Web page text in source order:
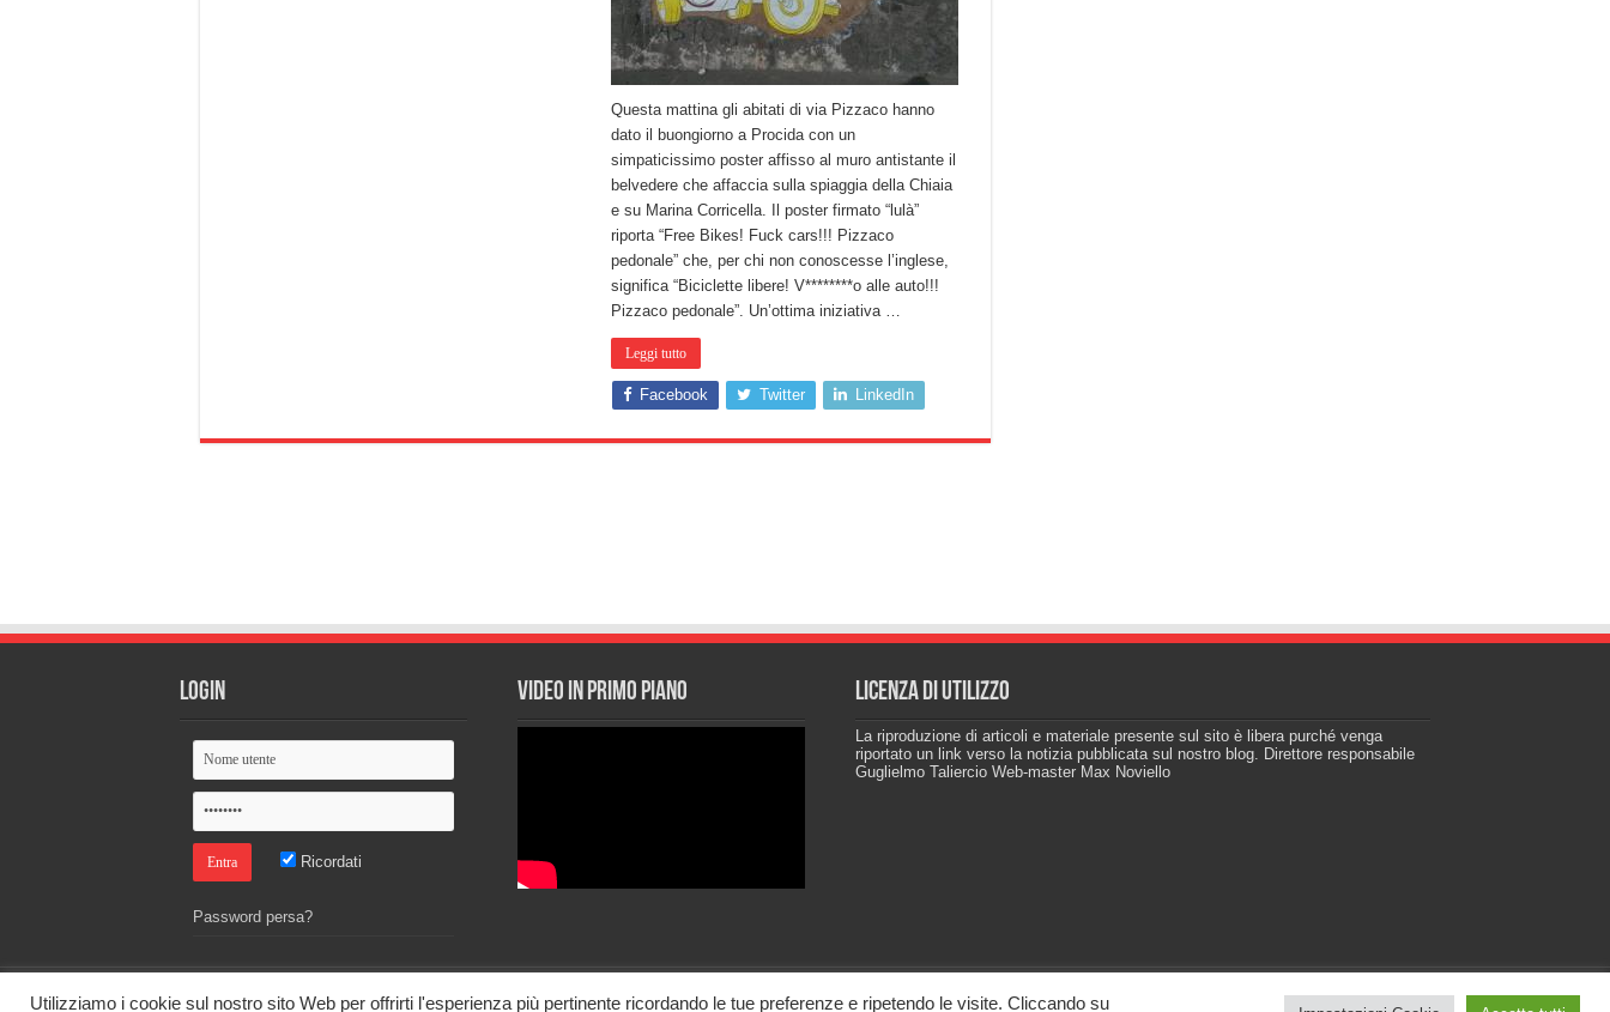
Questa mattina gli abitati di via Pizzaco hanno
dato il buongiorno a Procida con un
simpaticissimo poster affisso al muro antistante il
belvedere che affaccia sulla spiaggia della Chiaia
e su Marina Corricella. Il poster firmato “lulà”
riporta “Free Bikes! Fuck cars!!! Pizzaco
pedonale” che, per chi non conoscesse l’inglese,
significa “Biciclette libere! V********o alle auto!!!
Pizzaco pedonale”. Un’ottima iniziativa …
Leggi tutto
Facebook Twitter LinkedIn
Login
Ricordati
Password persa?
Video in primo piano Licenza di utilizzo
La riproduzione di articoli e materiale presente sul sito è libera purché venga
riportato un link verso la notizia pubblicata sul nostro blog. Direttore responsabile
Guglielmo Taliercio Web-master Max Noviello
Utilizziamo i cookie sul nostro sito Web per offrirti l'esperienza più pertinente ricordando le tue preferenze e ripetendo le visite. Cliccando su